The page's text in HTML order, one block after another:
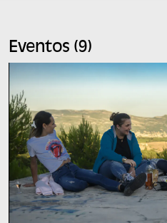
Eventos (9)